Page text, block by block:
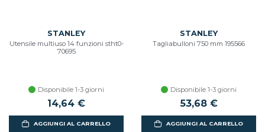
STANLEY
Utensile multiuso 14 funzioni stht0-
70695
Disponibile 1-3 giorni
14,64 €
AGGIUNGI AL CARRELLO
STANLEY
Tagliabulloni 750 mm 195566
Disponibile 1-3 giorni
53,68 €
AGGIUNGI AL CARRELLO